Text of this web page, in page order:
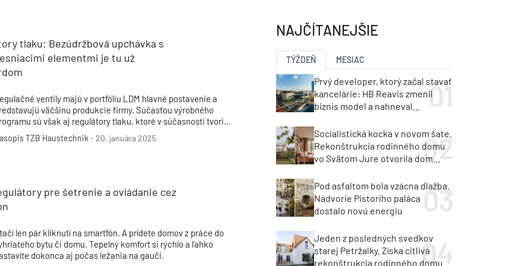
Manažérsky kurz Milan Murcka
tlaku: Bezúdržbová upchávka s
elementmi je tu už
ventily majú v portfóliu LDM hlavné postavenie a
väčšinu produkcie firmy. Súčasťou výrobného
sú však aj regulátory tlaku, ktoré v súčasnosti tvoria
takisto neoddeliteľnú časť výrobného sortimentu a svojím
dopĺňajú výrobný program armatúr pre vykurovacie,
TZB Haustechnik-20. januára 2025
pre šetrenie a ovládanie cez
len pár kliknutí na smartfón. A prídete domov z práce do
bytu či domu. Tepelný komfort si rýchlo a ľahko
dokonca aj počas ležania na gauči.
NAJČÍTANEJŠIE
TÝŽDEŇ MESIAC
Prvý developer, ktorý začal stavať
kancelárie: HB Reavis zmenil
biznis model a nahneval
Socialistická kocka v novom šate.
Rekonštrukcia rodinného domu
vo Svätom Jure otvorila dom
Pod asfaltom bola vzácna dlažba.
Nádvorie Pistoriho paláca
dostalo novú energiu
Jeden z posledných svedkov
starej Petržalky. Získa citlivá
rekonštrukcia rodinného domu